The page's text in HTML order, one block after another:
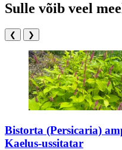
Sulle võib veel
❮ ❯
Bistorta (Persicaria)
Kaelus-ussitatar